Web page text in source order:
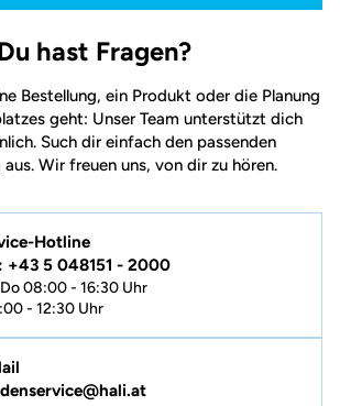
hast Fragen?
Bestellung, ein Produkt oder die Planung
geht: Unser Team unterstützt dich
Such dir einfach den passenden
Wir freuen uns, von dir zu hören.
Hotline
+43 5 048151 - 2000
08:00 - 16:30 Uhr
- 12:30 Uhr